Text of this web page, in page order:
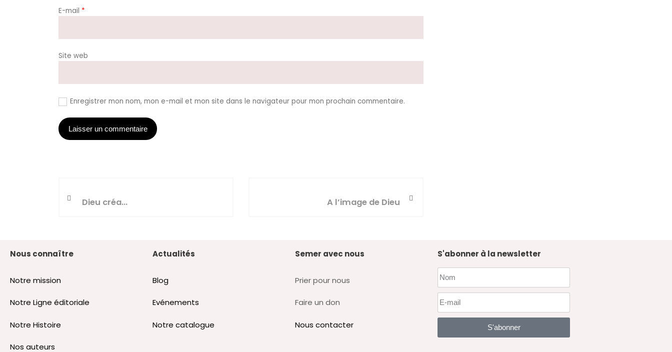
E-mail *
Site web
Enregistrer mon nom, mon e-mail et mon site dans le navigateur pour mon prochain commentaire.
Dieu créa… A l’image de Dieu
Nous connaître
Notre mission
Notre Ligne éditoriale
Notre Histoire
Nos auteurs
Actualités
Blog
Evénements
Notre catalogue
Semer avec nous
Prier pour nous
Faire un don
Nous contacter
S'abonner à la newsletter
S'abonner